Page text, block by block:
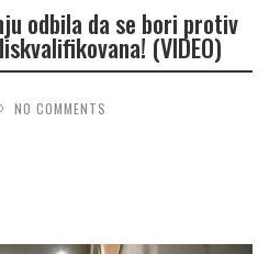
odbila da se bori protiv
(VIDEO)
NO COMMENTS